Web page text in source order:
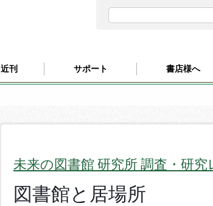
近刊 サポート 書店様へ
未来の図書館 研究所 調査・研究
図書館と居場所